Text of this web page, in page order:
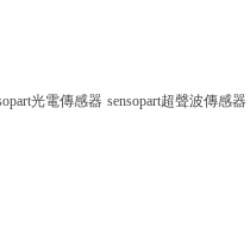
光電傳感器 sensopart超聲波傳感器